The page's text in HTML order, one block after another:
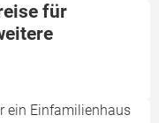
für
ein Einfamilienhaus